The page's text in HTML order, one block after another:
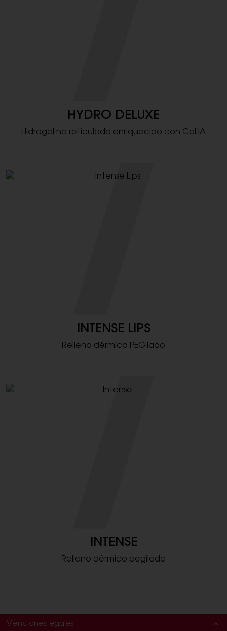
HYDRO DELUXE
Hidrogel no reticulado enriquecido con CaHA
INTENSE LIPS
Relleno dérmico PEGilado
INTENSE
Relleno dérmico pegilado
Menciones legales